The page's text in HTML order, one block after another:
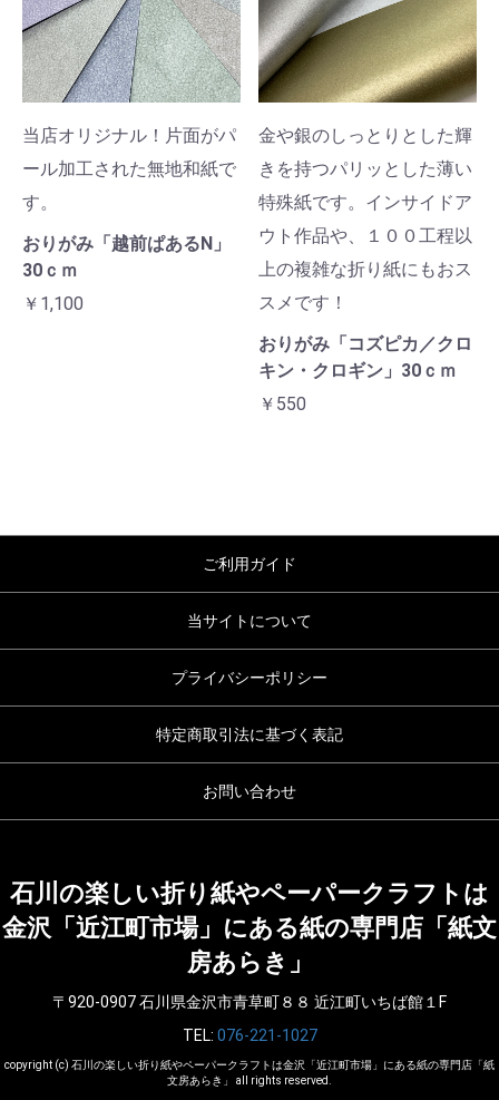
当店オリジナル！片面がパ
ール加工された無地和紙で
す。
おりがみ「越前ぱあるN」
30ｃｍ
￥1,100
金や銀のしっとりとした輝
きを持つパリッとした薄い
特殊紙です。インサイドア
ウト作品や、１００工程以
上の複雑な折り紙にもおス
スメです！
おりがみ「コズピカ／クロ
キン・クロギン」30ｃｍ
￥550
ご利用ガイド
当サイトについて
プライバシーポリシー
特定商取引法に基づく表記
お問い合わせ
石川の楽しい折り紙やペーパークラフトは
金沢「近江町市場」にある紙の専門店「紙文
房あらき」
〒920-0907 石川県金沢市青草町８８ 近江町いちば館１F
TEL: 076-221-1027
copyright (c) 石川の楽しい折り紙やペーパークラフトは金沢「近江町市場」にある紙の専門店「紙
文房あらき」 all rights reserved.